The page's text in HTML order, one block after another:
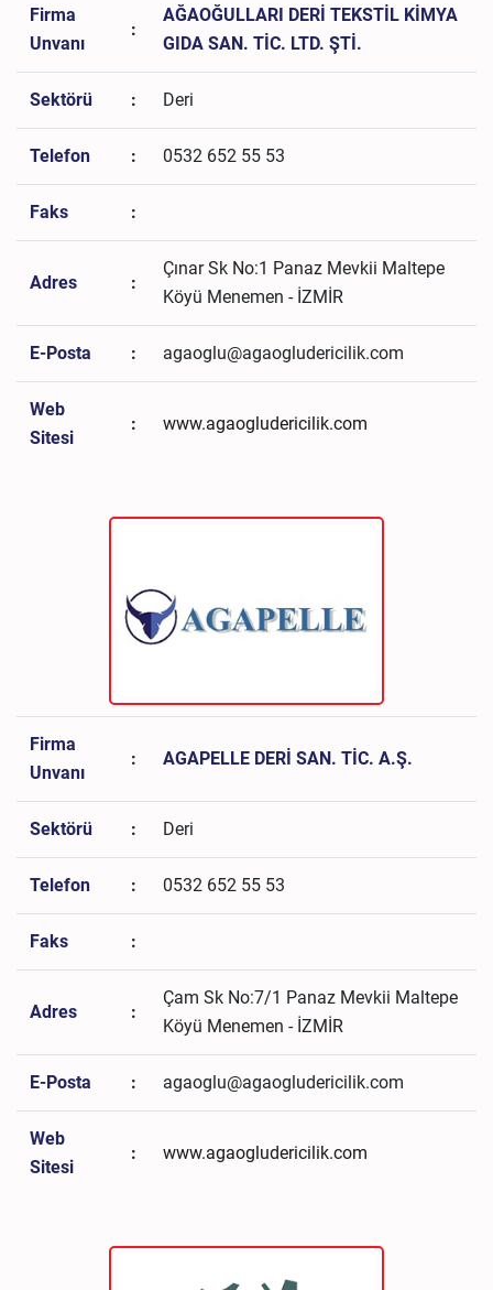
Firma
Unvanı
:
AĞAOĞULLARI DERİ TEKSTİL KİMYA
GIDA SAN. TİC. LTD. ŞTİ.
Sektörü : Deri
Telefon : 0532 652 55 53
Faks :
Adres :
Çınar Sk No:1 Panaz Mevkii Maltepe
Köyü Menemen - İZMİR
E-Posta : agaoglu@agaogludericilik.com
Web
Sitesi
: www.agaogludericilik.com
Firma
Unvanı
: AGAPELLE DERİ SAN. TİC. A.Ş.
Sektörü : Deri
Telefon : 0532 652 55 53
Faks :
Adres :
Çam Sk No:7/1 Panaz Mevkii Maltepe
Köyü Menemen - İZMİR
E-Posta : agaoglu@agaogludericilik.com
Web
Sitesi
: www.agaogludericilik.com